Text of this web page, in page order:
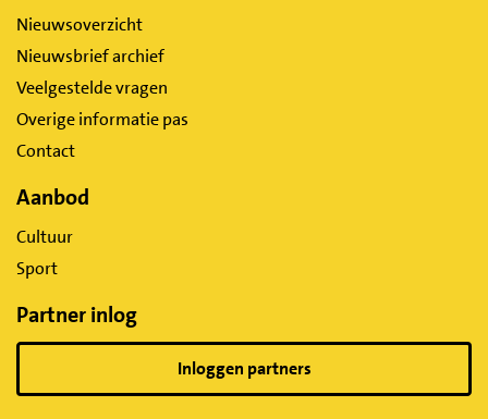
links
Nieuwsoverzicht
Nieuwsbrief archief
Veelgestelde vragen
Overige informatie pas
Contact
Aanbod
Cultuur
Sport
Partner inlog
Inloggen partners